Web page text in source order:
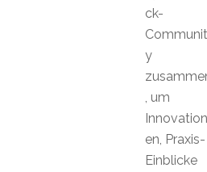
ck-
Communit
y
, um
Innovation
en, Praxis-
Einblicke